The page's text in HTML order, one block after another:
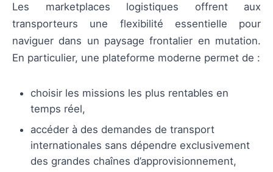
Les marketplaces logistiques offrent aux
transporteurs une flexibilité essentielle pour
naviguer dans un paysage frontalier en mutation.
En particulier, une plateforme moderne permet de :
choisir les missions les plus rentables en
temps réel,
accéder à des demandes de transport
internationales sans dépendre exclusivement
des grandes chaînes d’approvisionnement,